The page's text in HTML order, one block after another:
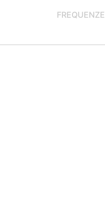
FREQUENZE